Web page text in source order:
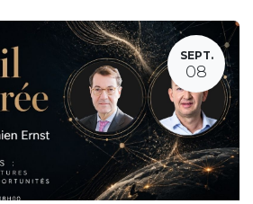
SEPT.
08